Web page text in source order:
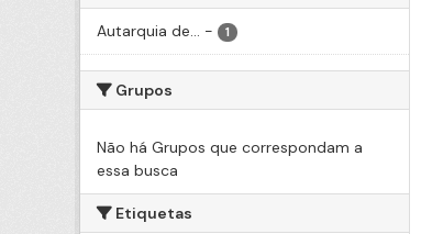
Autarquia de... - 1
Grupos
Não há Grupos que correspondam a
essa busca
Etiquetas